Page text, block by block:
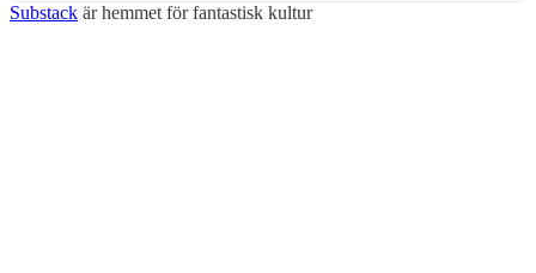
Substack är hemmet för fantastisk kultur